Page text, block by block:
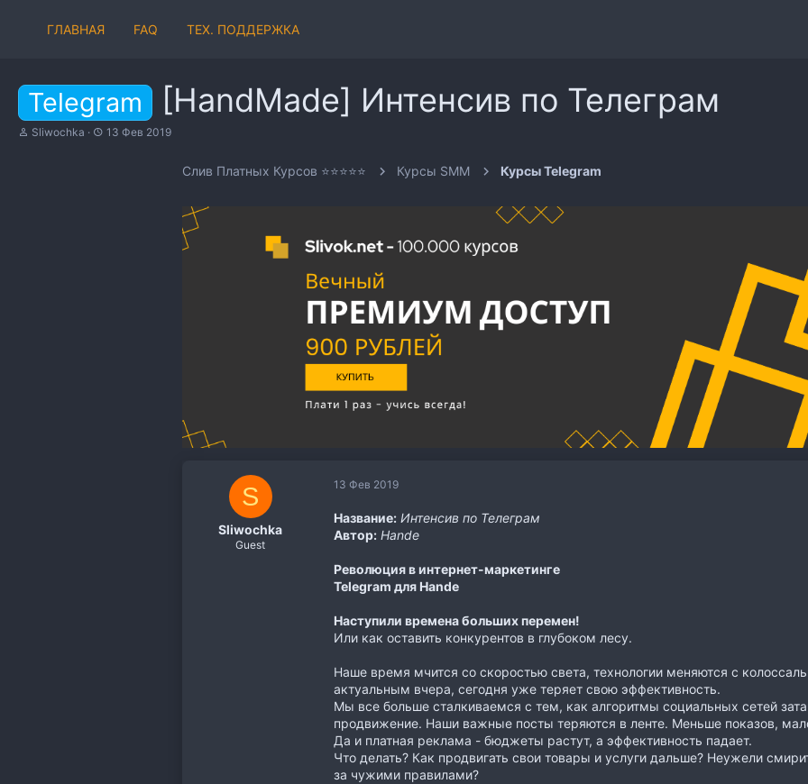
ГЛАВНАЯ FAQ ТЕХ. ПОДДЕРЖКА
Telegram [HandMade] Интенсив по Телеграм
А
Sliwochka
Д
13 Фев 2019
Слив Платных Курсов ⭐⭐⭐⭐⭐ Курсы SMM Курсы Telegram
S
Sliwochka
Guest
13 Фев 2019
Название: Интенсив по Телеграм
Автор: Hande
Революция в интернет-маркетинге
Telegram для Hande
Наступили времена больших перемен!
Или как оставить конкурентов в глубоком лесу.
Наше время мчится со скоростью света, технологии меняются с
актуальным вчера, сегодня уже теряет свою эффективность.
Мы все больше сталкиваемся с тем, как алгоритмы социальных сетей
продвижение. Наши важные посты теряются в ленте. Меньше показов,
Да и платная реклама - бюджеты растут, а эффективность падает.
Что делать? Как продвигать свои товары и услуги дальше? Неужели
за чужими правилами?